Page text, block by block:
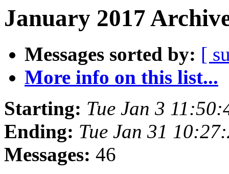
January 2017
Messages sorted by: [
More info on this list...
Starting: Tue Jan 3
Ending: Tue Jan 31
Messages: 46